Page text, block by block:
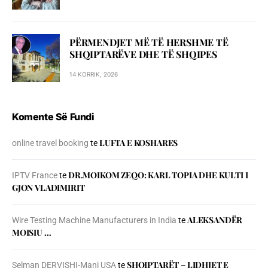
PËRMENDJET MË TË HERSHME TË
SHQIPTARËVE DHE TË SHQIPES
14 KORRIK, 2026
Komente Së Fundi
online travel booking teLUFTA E KOSHARES
IPTV FranceteDR.MOIKOM ZEQO: KARL TOPIA DHE KULTI I
GJON VLADIMIRIT
Wire Testing Machine Manufacturers in India teALEKSANDËR
MOISIU …
Selman DERVISHI-Mani USAteSHQIPTARËT – LIDHJET E